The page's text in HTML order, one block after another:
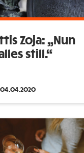
Zoja: „Nun
still.“
04.04.2020